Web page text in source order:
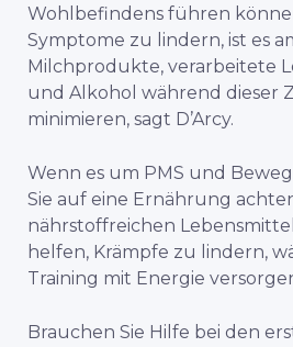
Wohlbefindens führen
Symptome zu lindern, ist es
Milchprodukte, verarbeitete
und Alkohol während dieser
minimieren, sagt D’Arcy.
Wenn es um PMS und
Sie auf eine Ernährung
nährstoffreichen
helfen, Krämpfe zu lindern,
Training mit Energie
Brauchen Sie Hilfe bei den